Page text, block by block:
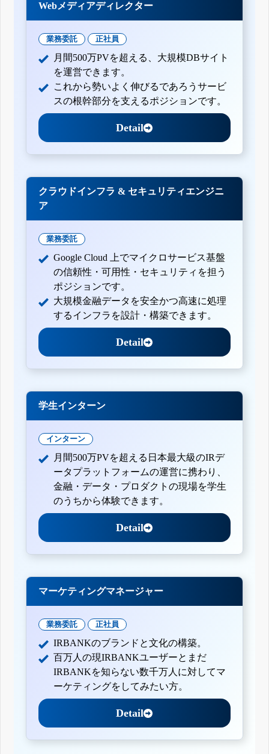
Webメディアディレクター
業務委託 正社員
月間500万PVを超える、大規模DBサイト
を運営できます。
これから勢いよく伸びるであろうサービ
スの根幹部分を支えるポジションです。
Detail
クラウドインフラ & セキュリティエンジニ
ア
業務委託
Google Cloud 上でマイクロサービス基盤
の信頼性・可用性・セキュリティを担う
ポジションです。
大規模金融データを安全かつ高速に処理
するインフラを設計・構築できます。
Detail
学生インターン
インターン
月間500万PVを超える日本最大級のIRデ
ータプラットフォームの運営に携わり、
金融・データ・プロダクトの現場を学生
のうちから体験できます。
Detail
マーケティングマネージャー
業務委託 正社員
IRBANKのブランドと文化の構築。
百万人の現IRBANKユーザーとまだ
IRBANKを知らない数千万人に対してマ
ーケティングをしてみたい方。
Detail